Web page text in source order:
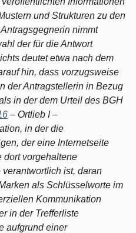
und Strukturen zu den
nimmt
der für die Antwort
deutet etwa nach dem
hin, dass vorzugsweise
der Antragstellerin in Bezug
in der dem Urteil des BGH
– Ortlieb I –
in der die
der eine Internetseite
dort vorgehaltene
ist, daran
als Schlüsselworte im
Kommunikation
in der Trefferliste
aufgrund einer